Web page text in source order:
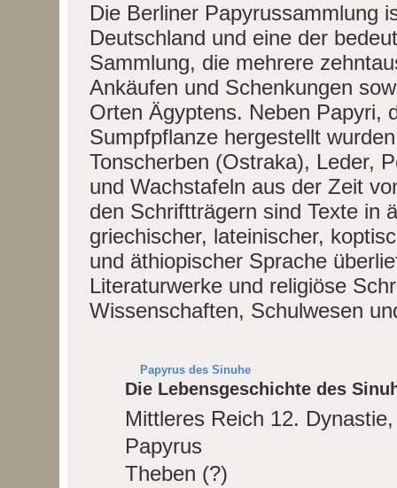
Die Berliner Papyrussammlung
Deutschland und eine der
Sammlung, die mehrere
Ankäufen und Schenkungen
Orten Ägyptens. Neben Papyri,
Sumpfpflanze hergestellt
Tonscherben (Ostraka), Leder,
und Wachstafeln aus der Zeit
den Schriftträgern sind Texte in
griechischer, lateinischer,
und äthiopischer Sprache
Literaturwerke und religiöse
Wissenschaften, Schulwesen
Papyrus des Sinuhe
Die Lebensgeschichte des
Mittleres Reich 12.
Papyrus
Theben (?)